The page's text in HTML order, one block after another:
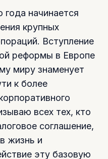
года начинается
крупных
Вступление
реформы в Европе
миру знаменует
к более
всех тех, кто
соглашение,
жизнь и
эту базовую